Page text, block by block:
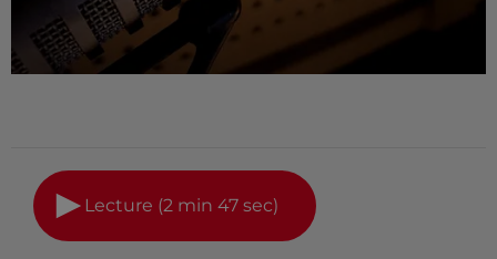
Lecture (2 min 47 sec)